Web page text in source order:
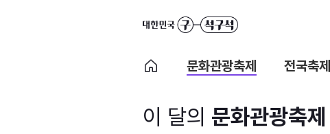
문화관광축제 전국축제
이 달의 문화관광축제